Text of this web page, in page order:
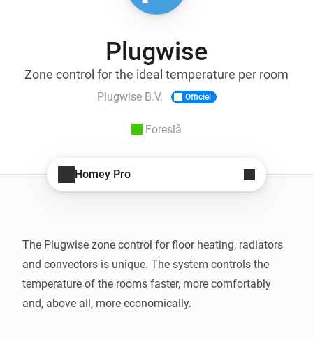
Plugwise
Zone control for the ideal temperature per room
Plugwise B.V. Officiel
Foreslå
Homey Pro
The Plugwise zone control for floor heating, radiators
and convectors is unique. The system controls the
temperature of the rooms faster, more comfortably
and, above all, more economically.